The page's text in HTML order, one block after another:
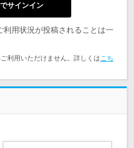
サインイン
用状況が投稿されることは一
利用いただけません。詳しくは こち